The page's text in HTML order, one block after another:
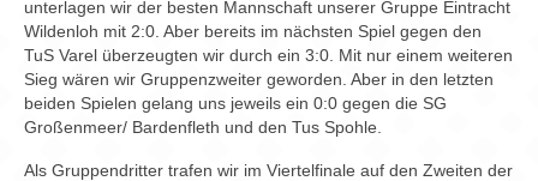
unterlagen wir der besten Mannschaft unserer Gruppe Eintracht
Wildenloh mit 2:0. Aber bereits im nächsten Spiel gegen den
TuS Varel überzeugten wir durch ein 3:0. Mit nur einem weiteren
Sieg wären wir Gruppenzweiter geworden. Aber in den letzten
beiden Spielen gelang uns jeweils ein 0:0 gegen die SG
Großenmeer/ Bardenfleth und den Tus Spohle.
Als Gruppendritter trafen wir im Viertelfinale auf den Zweiten der